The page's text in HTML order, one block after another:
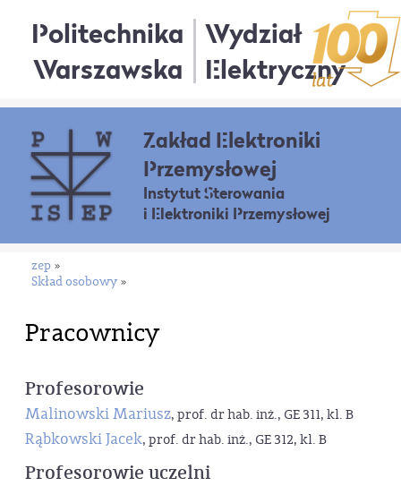
Politechnika
Warszawska
Wydział
Elektryczny
Zakład Elektroniki
Przemysłowej
Instytut Sterowania
i Elektroniki Przemysłowej
zep »
Skład osobowy »
Pracownicy
Profesorowie
Malinowski Mariusz, prof. dr hab. inż., GE 311, kl. B
Rąbkowski Jacek, prof. dr hab. inż., GE 312, kl. B
Profesorowie uczelni